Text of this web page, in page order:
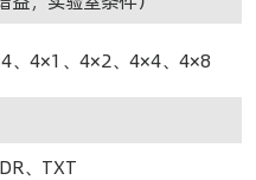
、4×1、4×2、4×4、4×8
、TXT